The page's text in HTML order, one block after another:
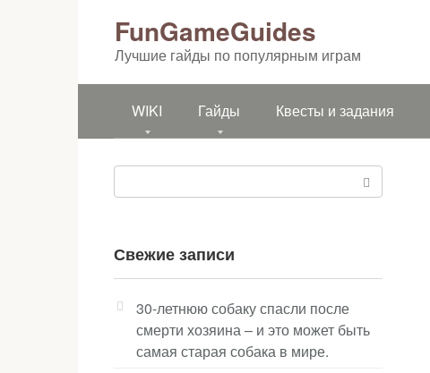
FunGameGuides
Лучшие гайды по популярным играм
WIKI Гайды Квесты и задания
Поиск:
Свежие записи
30-летнюю собаку спасли после
смерти хозяина – и это может быть
самая старая собака в мире.